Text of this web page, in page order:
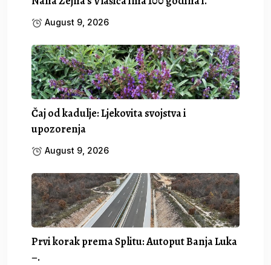
August 9, 2026
Čaj od kadulje: Ljekovita svojstva i
upozorenja
August 9, 2026
Prvi korak prema Splitu: Autoput Banja Luka
–.